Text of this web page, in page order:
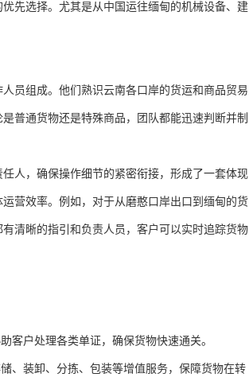
先选择。尤其是从中国运往缅甸的机械设备、建
员组成。他们熟识云南各口岸的货运和商品贸易
普通货物还是特殊商品，团队都能迅速判断并制
人，确保操作细节的紧密衔接，形成了一套体现
营效率。例如，对于从磨憨口岸出口到缅甸的货
清晰的指引和负责人员，客户可以实时追踪货物
客户处理各类单证，确保货物快速通关。
、装卸、分拣、包装等增值服务，保障货物在转